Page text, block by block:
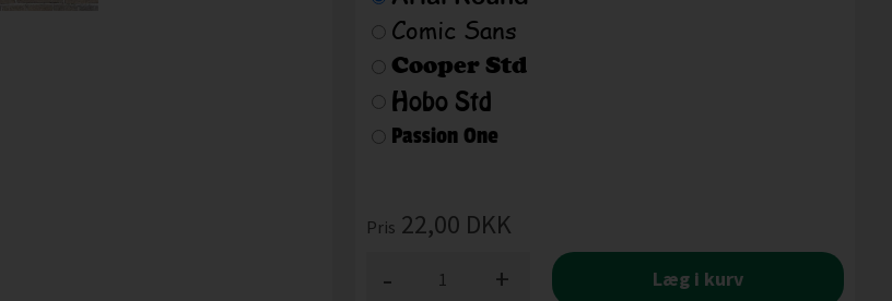
Pris 22,00 DKK
+
- Læg i kurv